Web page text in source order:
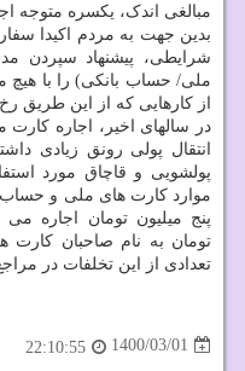
مبالغی اندک، یکسره متوجه
بدین جهت به مردم اکیدا
شرایطی، پیشنهاد سپردن
ملی/ حساب بانکی) را با هیچ
از کارهایی که از این طریق
در سالهای اخیر، اجاره
انتقال پولی رونق زیادی
پولشویی و قاچاق مورد
پنج میلیون تومان اجاره
تومان به نام صاحبان
تعدادی از این تخلفات در
1400/03/01
22:10:55